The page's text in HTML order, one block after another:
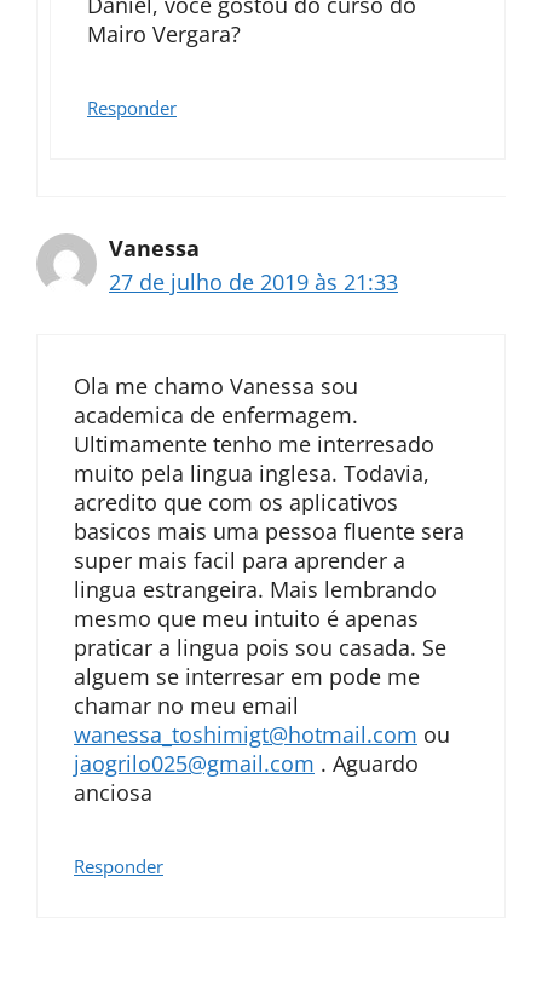
Mairo Vergara?
Responder
Vanessa
27 de julho de 2019 às 21:33
Ola me chamo Vanessa sou
academica de enfermagem.
Ultimamente tenho me interresado
muito pela lingua inglesa. Todavia,
acredito que com os aplicativos
basicos mais uma pessoa fluente sera
super mais facil para aprender a
lingua estrangeira. Mais lembrando
mesmo que meu intuito é apenas
praticar a lingua pois sou casada. Se
alguem se interresar em pode me
chamar no meu email
wanessa_toshimigt@hotmail.com ou
jaogrilo025@gmail.com . Aguardo
anciosa
Responder